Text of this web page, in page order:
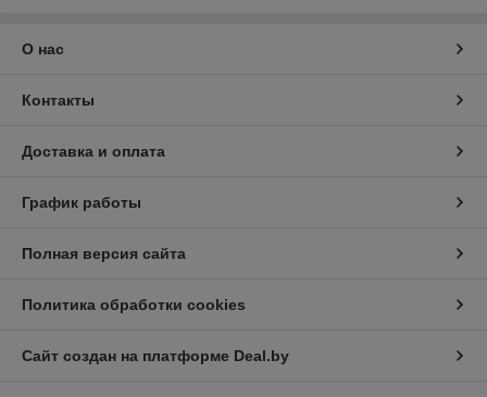
О нас
Контакты
Доставка и оплата
График работы
Полная версия сайта
Политика обработки cookies
Сайт создан на платформе Deal.by